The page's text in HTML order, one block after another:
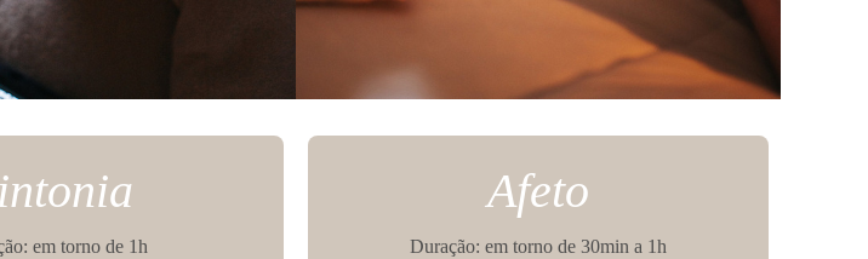
em torno de 1h
Afeto
Duração: em torno de 30min a 1h